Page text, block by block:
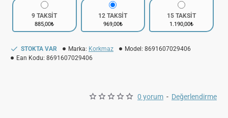
0 yorum - Değerlendirme
9 TAKSİT
885,00₺
12 TAKSİT
969,00₺
15 TAKSİT
1.190,00₺
STOKTA VAR Marka: Korkmaz Model: 8691607029406
Ean Kodu: 8691607029406